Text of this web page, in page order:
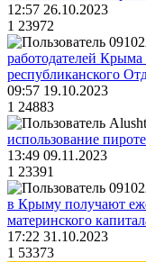
12:57 26.10.2023
1 23972
работодателей
республиканского
09:57 19.10.2023
1 24883
использование
13:49 09.11.2023
1 23391
в Крыму получают
материнского
17:22 31.10.2023
1 53373